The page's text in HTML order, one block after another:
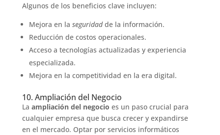
Algunos de los beneficios clave incluyen:
Mejora en la seguridadde la información.
Reducción de costos operacionales.
Acceso a tecnologías actualizadas y experiencia
especializada.
Mejora en la competitividad en la era digital.
10. Ampliación del Negocio
La ampliación del negocio es un paso crucial para
cualquier empresa que busca crecer y expandirse
en el mercado. Optar por servicios informáticos